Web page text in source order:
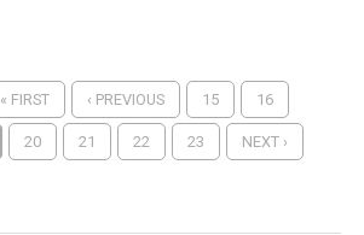
« FIRST ‹ PREVIOUS 15 16
20 21 22 23 NEXT ›